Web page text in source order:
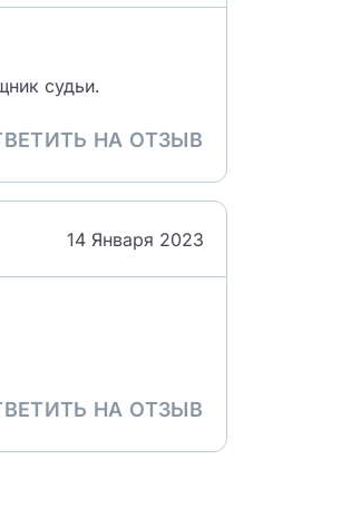
судьи.
НА ОТЗЫВ
14 Января 2023
НА ОТЗЫВ